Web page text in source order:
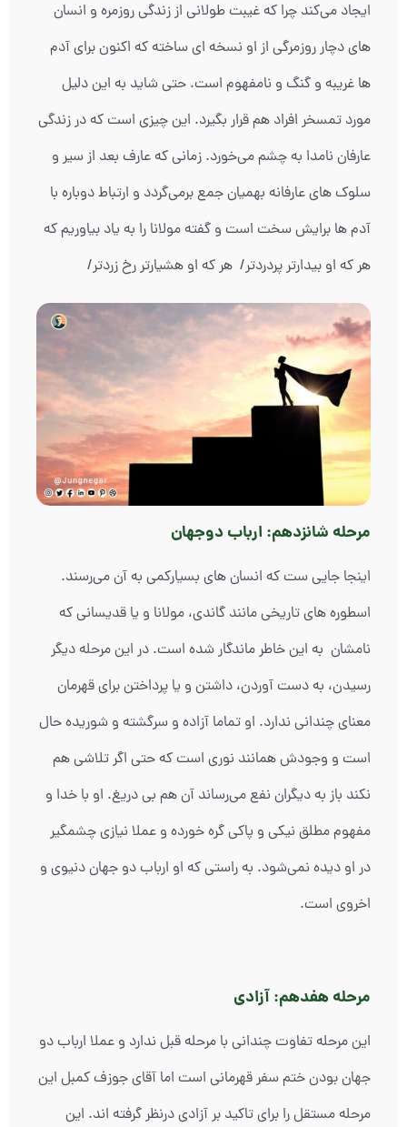
ایجاد می‌کند چرا که غیبت طولانی از زندگی روزمره و انسان
های دچار روزمرگی از او نسخه ای ساخته که اکنون برای آدم
ها غریبه و گنگ و نامفهوم است. حتی شاید به این دلیل
مورد تمسخر افراد هم قرار بگیرد. این چیزی است که در زندگی
عارفان نامدا به چشم می‌خورد. زمانی که عارف بعد از سیر و
سلوک های عارفانه بهمیان جمع برمی‌گردد و ارتباط دوباره با
آدم ها برایش سخت است و گفته مولانا را به یاد بیاوریم که
هر که او بیدارتر پردردتر/ هر که او هشیارتر رخ زردتر/
مرحله شانزدهم: ارباب دوجهان
اینجا جایی ست که انسان های بسیارکمی به آن می‌رسند.
اسطوره های تاریخی مانند گاندی، مولانا و یا قدیسانی که
نامشان به این خاطر ماندگار شده است. در این مرحله دیگر
رسیدن، به دست آوردن، داشتن و یا پرداختن برای قهرمان
معنای چندانی ندارد. او تماما آزاده و سرگشته و شوریده حال
است و وجودش همانند نوری است که حتی اگر تلاشی هم
نکند باز به دیگران نفع می‌رساند آن هم بی دریغ. او با خدا و
مفهوم مطلق نیکی و پاکی گره خورده و عملا نیازی چشمگیر
در او دیده نمی‌شود. به راستی که او ارباب دو جهان دنیوی و
اخروی است.
مرحله هفدهم: آزادی
این مرحله تفاوت چندانی با مرحله قبل ندارد و عملا ارباب دو
جهان بودن ختم سفر قهرمانی است اما آقای جوزف کمبل این
مرحله مستقل را برای تاکید بر آزادی درنظر گرفته اند. این